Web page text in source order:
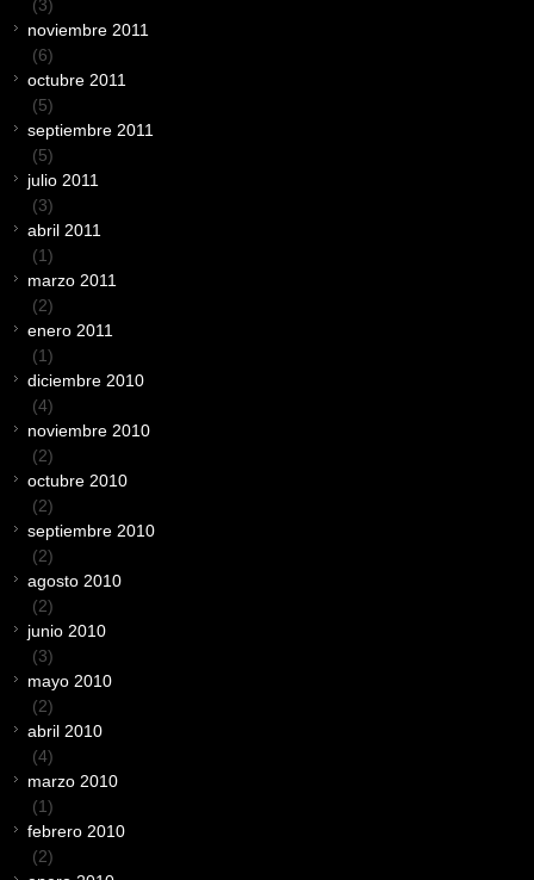
(3)
noviembre 2011
(6)
octubre 2011
(5)
septiembre 2011
(5)
julio 2011
(3)
abril 2011
(1)
marzo 2011
(2)
enero 2011
(1)
diciembre 2010
(4)
noviembre 2010
(2)
octubre 2010
(2)
septiembre 2010
(2)
agosto 2010
(2)
junio 2010
(3)
mayo 2010
(2)
abril 2010
(4)
marzo 2010
(1)
febrero 2010
(2)